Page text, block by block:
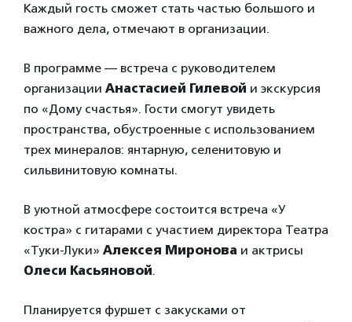
Каждый гость сможет стать частью большого и
важного дела, отмечают в организации.
В программе — встреча с руководителем
организации Анастасией Гилевой и экскурсия
по «Дому счастья». Гости смогут увидеть
пространства, обустроенные с использованием
трех минералов: янтарную, селенитовую и
сильвинитовую комнаты.
В уютной атмосфере состоится встреча «У
костра» с гитарами с участием директора Театра
«Туки-Луки» Алексея Миронова и актрисы
Олеси Касьяновой.
Планируется фуршет с закусками от